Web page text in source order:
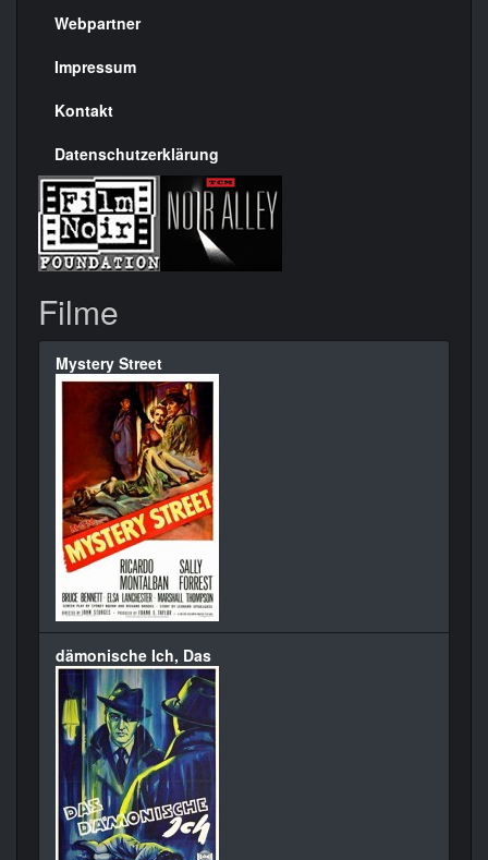
rechte
Seite
Webpartner
Impressum
Kontakt
Datenschutzerklärung
Filme
Mystery Street
dämonische Ich, Das